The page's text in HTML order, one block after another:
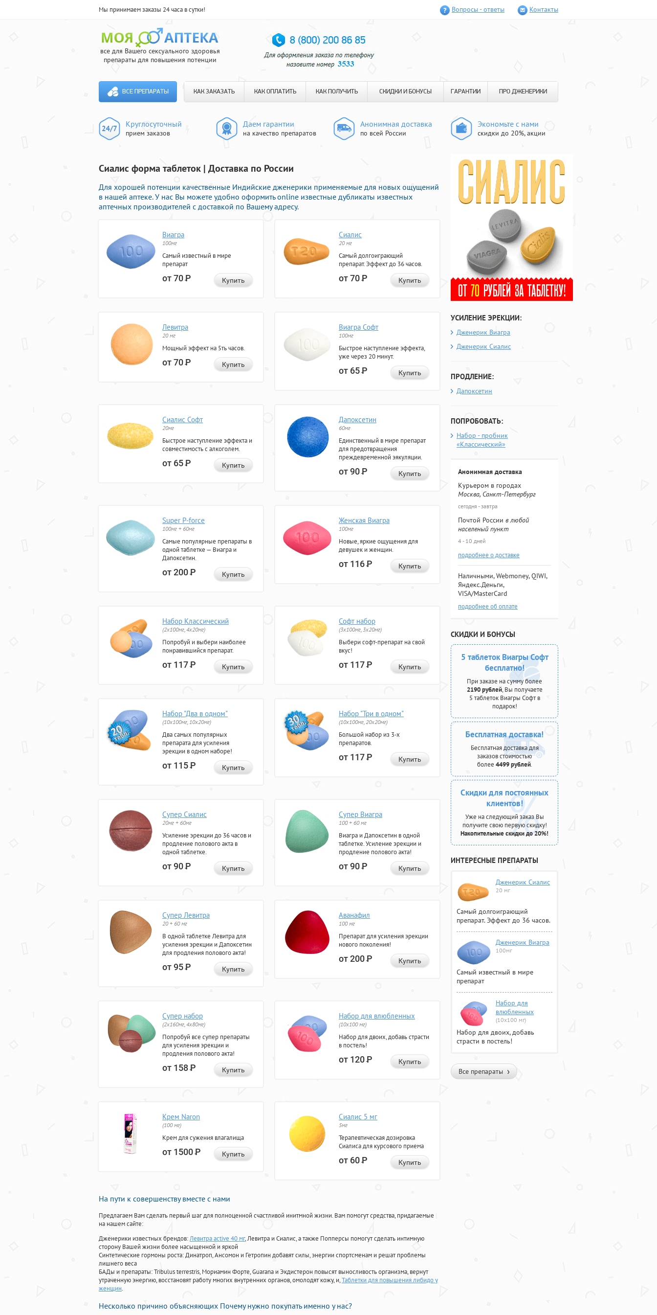
Мы принимаем заказы 24 часа в сутки! Вопросы - ответы Контакты
все для Вашего сексуального здоровья
препараты для повышения потенции
ВСЕ ПРЕПАРАТЫ КАК ЗАКАЗАТЬ КАК ОПЛАТИТЬ КАК ПОЛУЧИТЬ СКИДКИ И БОНУСЫ ГАРАНТИИ ПРО ДЖЕНЕРИКИ
Круглосуточный
прием заказов
Даем гарантии
на качество препаратов
Анонимная доставка
по всей России
Экономьте с нами
скидки до 20%, акции
Сиалис форма таблеток | Доставка по России
Для хорошей потенции качественные Индийские дженерики применяемые для новых ощущений
в нашей аптеке. У нас Вы можете удобно оформить online известные дубликаты известных
аптечных производителей с доставкой по Вашему адресу.
Виагра
100мг
Самый известный в мире
препарат
от 70Р Купить
Сиалис
20 мг
Самый долгоиграющий
препарат. Эффект до 36 часов.
от 70Р Купить
Левитра
20 мг
Мощный эффект на 5ть часов.
от 70Р Купить
Виагра Софт
100мг
Быстрое наступление эффекта,
уже через 20 минут.
от 65Р Купить
Сиалис Софт
20мг
Быстрое наступление эффекта и
совместимость с алкоголем.
от 65Р Купить
Дапоксетин
60мг
Единственный в мире препарат
для предотвращения
преждевременной эякуляции.
от 90Р Купить
Super P-force
100мг + 60мг
Самые популярные препараты в
одной таблетке — Виагра и
Дапоксетин.
от 200Р Купить
Женская Виагра
100мг
Новые, яркие ощущения для
девушек и женщин.
от 116Р Купить
Набор Классический
(2x100мг, 4x20мг)
Попробуй и выбери наиболее
понравившийся препарат.
от 117Р Купить
Софт набор
(3x100мг, 3x20мг)
Выбери софт-препарат на свой
вкус!
от 117Р Купить
Набор "Два в одном"
(10x100мг, 10x20мг)
Два самых популярных
препарата для усиления
эрекции в одном наборе!
от 115Р Купить
Набор "Три в одном"
(10x100мг, 20x20мг)
Большой набор из 3-х
препаратов.
от 117Р Купить
Супер Сиалис
20мг + 60мг
Усиление эрекции до 36 часов и
продление полового акта в
одной таблетке.
от 90Р Купить
Супер Виагра
100 + 60 мг
Виагра и Дапоксетин в одной
таблетке. Усиление эрекции и
продление полового акта!
от 90Р Купить
Супер Левитра
20 + 60 мг
В одной таблетке Левитра для
усиления эрекции и Дапоксетин
для продления полового акта!
от 95Р Купить
Аванафил
100 мг
Препарат для усиления эрекции
нового поколения!
от 200Р Купить
Супер набор
(2х160мг, 4х80мг)
Попробуй все супер препараты
для усиления эрекции и
продления полового акта!
от 158Р Купить
Набор для влюбленных
(10х100 мг)
Набор для двоих, добавь страсти
в постель!
от 120Р Купить
Крем Naron
(100 мг)
Крем для сужения влагалища
от 1500Р Купить
Сиалис 5 мг
5мг
Терапевтическая дозировка
Сиалиса для курсового приема
от 60Р Купить
На пути к совершенству вместе с нами
Предлагаем Вам сделать первый шаг для полноценной счастливой инитмной жизни. Вам помогут средства, придагаемые
на нашем сайте:
Дженерики известных брендов:Левитра active 40 мг, Левитра и Сиалис, а также Попперсы помогут сделать интимную
сторону Вашей жизни более насыщенной и яркой
Синтетические гормоны роста: Динатроп, Ансомон и Гетропин добавят силы, энергии спортсменам и решат проблемы
лишнего веса
БАДы и препараты:Tribulus terrestris, Мориамин Форте, Guarana и Экдистерон повысят выносливость организма, вернут
утраченную энергию, восстановят работу многих внутренних органов, омолодят кожу, и,Таблетки для повышения либидо у
женщин.
Несколько причино объясняющих Почему нужно покупать именно у нас?
УСИЛЕНИЕ ЭРЕКЦИИ:
Дженерик Виагра
Дженерик Сиалис
ПРОДЛЕНИЕ:
Дапоксетин
ПОПРОБОВАТЬ:
Набор - пробник
«Классический»
Анонимная доставка
Курьером в городах
Москва, Санкт-Петербург
сегодня - завтра
Почтой России в любой
населеный пункт
4 - 10 дней
подробнее о доставке
Наличными, Webmoney, QIWI,
Яндекс.Деньги,
VISA/MasterCard
подробнее об оплате
СКИДКИ И БОНУСЫ
5 таблеток Виагры Софт
бесплатно!
При заказе на сумму более
2190 рублей, Вы получаете
5 таблеток Виагры Софт в
подарок!
Бесплатная доставка!
Бесплатная доставка для
заказов стоимостью
более 4499 рублей.
Скидки для постоянных
клиентов!
Уже на следующий заказ Вы
получите свою первую скидку!
Накопительные скидки до 20%!
ИНТЕРЕСНЫЕ ПРЕПАРАТЫ
Дженерик Сиалис
20 мг
Самый долгоиграющий
препарат. Эффект до 36 часов.
Дженерик Виагра
100мг
Самый известный в мире
препарат
Набор для
влюбленных
(10х100 мг)
Набор для двоих, добавь
страсти в постель!
Все препараты